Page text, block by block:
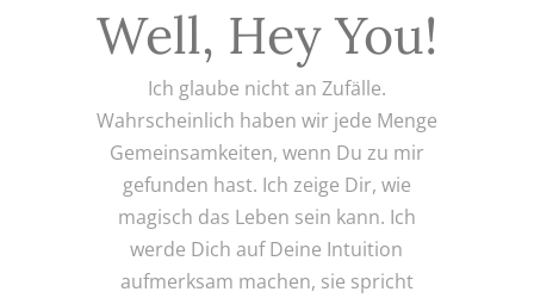
Well, Hey You!
Ich glaube nicht an Zufälle.
Wahrscheinlich haben wir jede Menge
Gemeinsamkeiten, wenn Du zu mir
gefunden hast. Ich zeige Dir, wie
magisch das Leben sein kann. Ich
werde Dich auf Deine Intuition
aufmerksam machen, sie spricht